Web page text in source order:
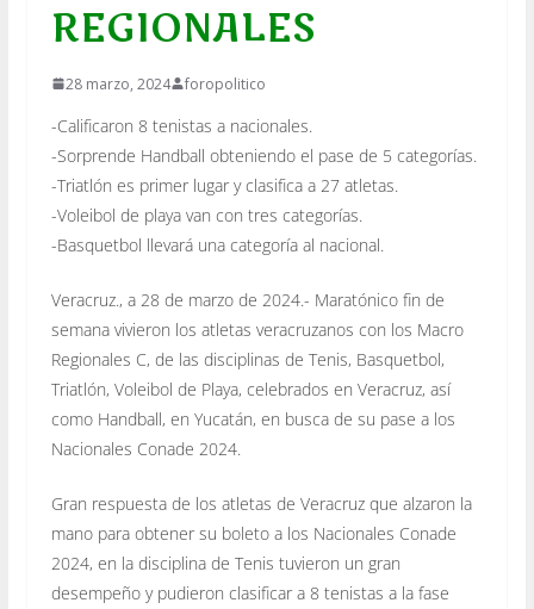
REGIONALES
28 marzo, 2024 foropolitico
-Calificaron 8 tenistas a nacionales.
-Sorprende Handball obteniendo el pase de 5 categorías.
-Triatlón es primer lugar y clasifica a 27 atletas.
-Voleibol de playa van con tres categorías.
-Basquetbol llevará una categoría al nacional.
Veracruz., a 28 de marzo de 2024.- Maratónico fin de
semana vivieron los atletas veracruzanos con los Macro
Regionales C, de las disciplinas de Tenis, Basquetbol,
Triatlón, Voleibol de Playa, celebrados en Veracruz, así
como Handball, en Yucatán, en busca de su pase a los
Nacionales Conade 2024.
Gran respuesta de los atletas de Veracruz que alzaron la
mano para obtener su boleto a los Nacionales Conade
2024, en la disciplina de Tenis tuvieron un gran
desempeño y pudieron clasificar a 8 tenistas a la fase